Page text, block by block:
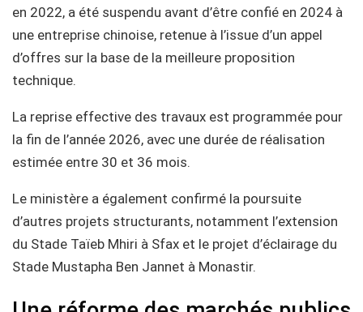
en 2022, a été suspendu avant d’être confié en 2024 à
une entreprise chinoise, retenue à l’issue d’un appel
d’offres sur la base de la meilleure proposition
technique.
La reprise effective des travaux est programmée pour
la fin de l’année 2026, avec une durée de réalisation
estimée entre 30 et 36 mois.
Le ministère a également confirmé la poursuite
d’autres projets structurants, notamment l’extension
du Stade Taïeb Mhiri à Sfax et le projet d’éclairage du
Stade Mustapha Ben Jannet à Monastir.